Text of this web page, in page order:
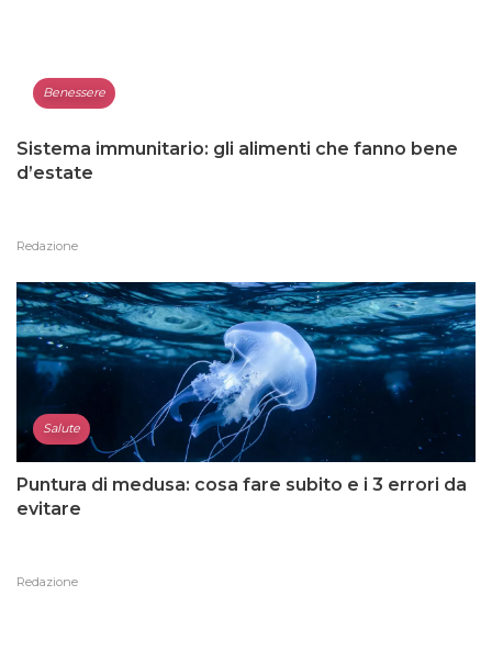
Benessere
Sistema immunitario: gli alimenti che fanno bene
d’estate
Redazione
Salute
Puntura di medusa: cosa fare subito e i 3 errori da
evitare
Redazione